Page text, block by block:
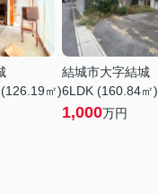
㎡)
結城市大字結城
6LDK (160.84㎡)
1,000万円